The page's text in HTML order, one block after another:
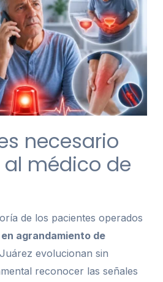
necesario
médico de
de los pacientes operados
agrandamiento de
evolucionan sin
reconocer las señales